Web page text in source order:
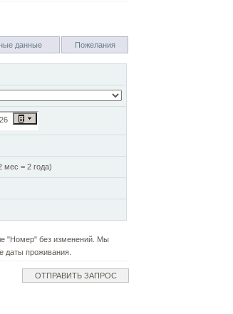
данные Пожелания
мес = 2 года)
"Номер" без изменений. Мы
даты проживания.